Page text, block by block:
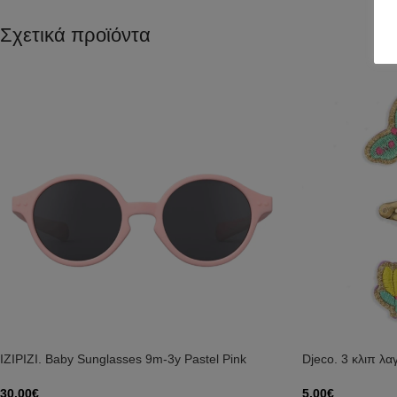
Σχετικά προϊόντα
IZIPIZI. Baby Sunglasses 9m-3y Pastel Pink
30,00€
Djeco. 3 κλιπ
5,00€